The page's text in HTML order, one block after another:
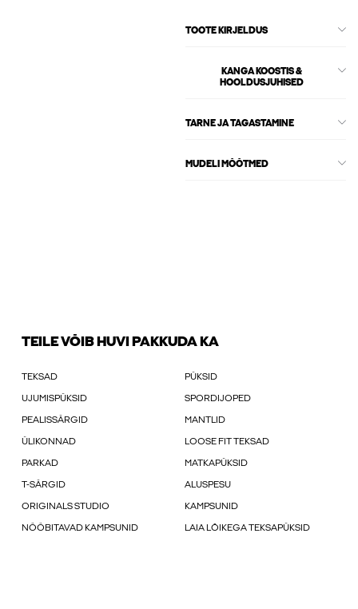
TOOTE KIRJELDUS
KANGA KOOSTIS &
HOOLDUSJUHISED
TARNE JA TAGASTAMINE
MUDELI MÕÕTMED
TEILE VÕIB HUVI PAKKUDA KA
TEKSAD PÜKSID
UJUMISPÜKSID SPORDIJOPED
PEALISSÄRGID MANTLID
ÜLIKONNAD LOOSE FIT TEKSAD
PARKAD MATKAPÜKSID
T-SÄRGID ALUSPESU
ORIGINALS STUDIO KAMPSUNID
NÖÖBITAVAD KAMPSUNID LAIA LÕIKEGA TEKSAPÜKSID